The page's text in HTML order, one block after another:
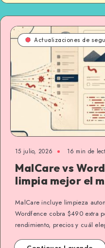
Actualizaciones de
15 julio, 2026 16 min de
MalCare vs
limpia mejor el
MalCare incluye limpieza
Wordfence cobra $490 extra
rendimiento, precios y cuál